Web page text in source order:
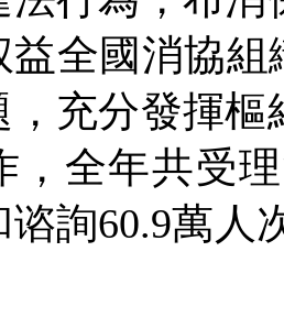
全國消協
，充分發揮
，全年共受
詢60.9萬人